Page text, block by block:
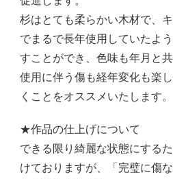
杉はとても柔らかい木材で、
でまるで長年使用していたよ
すことができ、色味も年月と
使用に伴う傷も経年変化も楽
くことをオススメいたします。
★作品の仕上げについて
できる限り綺麗な状態にする
けておりますが、「完璧に傷